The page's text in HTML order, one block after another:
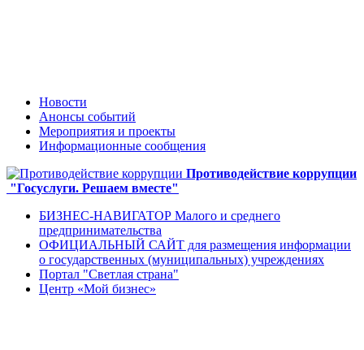
Новости
Анонсы событий
Мероприятия и проекты
Информационные сообщения
Противодействие коррупции
"Госуслуги. Решаем вместе"
БИЗНЕС-НАВИГАТОР Малого и среднего
предпринимательства
ОФИЦИАЛЬНЫЙ САЙТ для размещения информации
о государственных (муниципальных) учреждениях
Портал "Светлая страна"
Центр «Мой бизнес»